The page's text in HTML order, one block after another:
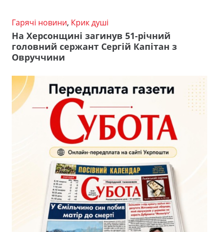
Гарячі новини, Крик душі
На Херсонщині загинув 51-річний
головний сержант Сергій Капітан з
Овруччини